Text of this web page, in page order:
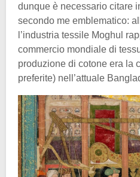
dunque è necessario citare
secondo me emblematico:
l’industria tessile Moghul
commercio mondiale di
produzione di cotone era la
preferite) nell’attuale